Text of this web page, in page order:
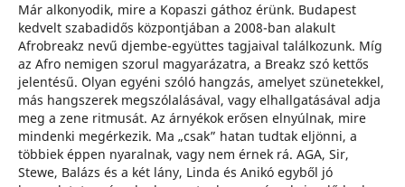
Már alkonyodik, mire a Kopaszi gáthoz érünk. Budapest
kedvelt szabadidős központjában a 2008-ban alakult
Afrobreakz nevű djembe-együttes tagjaival találkozunk. Míg
az Afro nemigen szorul magyarázatra, a Breakz szó kettős
jelentésű. Olyan egyéni szóló hangzás, amelyet szünetekkel,
más hangszerek megszólalásával, vagy elhallgatásával adja
meg a zene ritmusát. Az árnyékok erősen elnyúlnak, mire
mindenki megérkezik. Ma „csak” hatan tudtak eljönni, a
többiek éppen nyaralnak, vagy nem érnek rá. AGA, Sir,
Stewe, Balázs és a két lány, Linda és Anikó egyből jó